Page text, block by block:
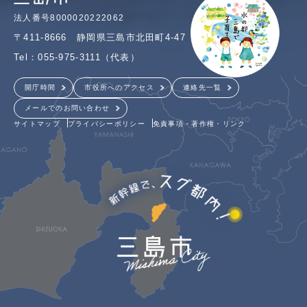
法人番号8000020222062
〒411-8666 静岡県三島市北田町4-47
Tel：055-975-3111（代表）
開庁時間 市役所へのアクセス 連絡先一覧
メールでのお問い合わせ
サイトマップ プライバシーポリシー 免責事項・著作権・リンク